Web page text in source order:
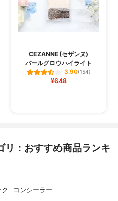
CEZANNE(セザンヌ)
パールグロウハイライト
3.90(154)
¥648
リ：おすすめ商品ランキ
コンシーラー